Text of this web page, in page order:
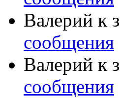
Валерий к
сообщения
Валерий к
сообщения